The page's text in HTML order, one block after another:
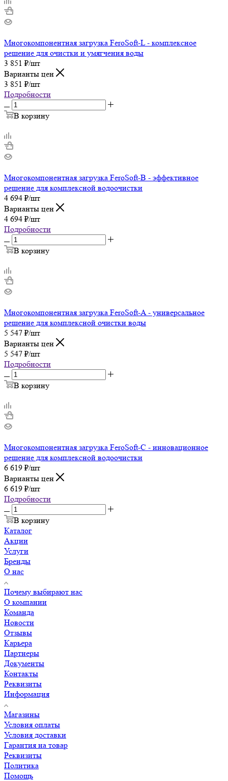
Многокомпонентная загрузка FeroSoft-L - комплексное
решение для очистки и умягчения воды
3 851 ₽/шт
Варианты цен
3 851 ₽/шт
Подробности
В корзину
Многокомпонентная загрузка FeroSoft-B - эффективное
решение для комплексной водоочистки
4 694 ₽/шт
Варианты цен
4 694 ₽/шт
Подробности
В корзину
Многокомпонентная загрузка FeroSoft-A - универсальное
решение для комплексной очистки воды
5 547 ₽/шт
Варианты цен
5 547 ₽/шт
Подробности
В корзину
Многокомпонентная загрузка FeroSoft-C - инновационное
решение для комплексной водоочистки
6 619 ₽/шт
Варианты цен
6 619 ₽/шт
Подробности
В корзину
Каталог
Акции
Услуги
Бренды
О нас
Почему выбирают нас
О компании
Команда
Новости
Отзывы
Карьера
Партнеры
Документы
Контакты
Реквизиты
Информация
Магазины
Условия оплаты
Условия доставки
Гарантия на товар
Реквизиты
Политика
Помощь